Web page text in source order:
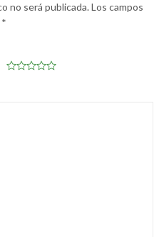
no será publicada.Los campos
*